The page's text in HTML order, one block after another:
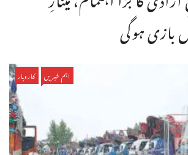
بازی ہوگی
اہم خبریں کاروبار